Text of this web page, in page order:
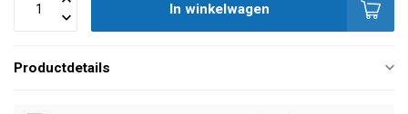
In winkelwagen
Productdetails